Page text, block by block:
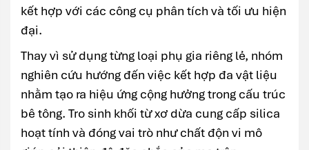
kết hợp với các công cụ phân tích và tối ưu hiện
đại.
Thay vì sử dụng từng loại phụ gia riêng lẻ, nhóm
nghiên cứu hướng đến việc kết hợp đa vật liệu
nhằm tạo ra hiệu ứng cộng hưởng trong cấu trúc
bê tông. Tro sinh khối từ xơ dừa cung cấp silica
hoạt tính và đóng vai trò như chất độn vi mô